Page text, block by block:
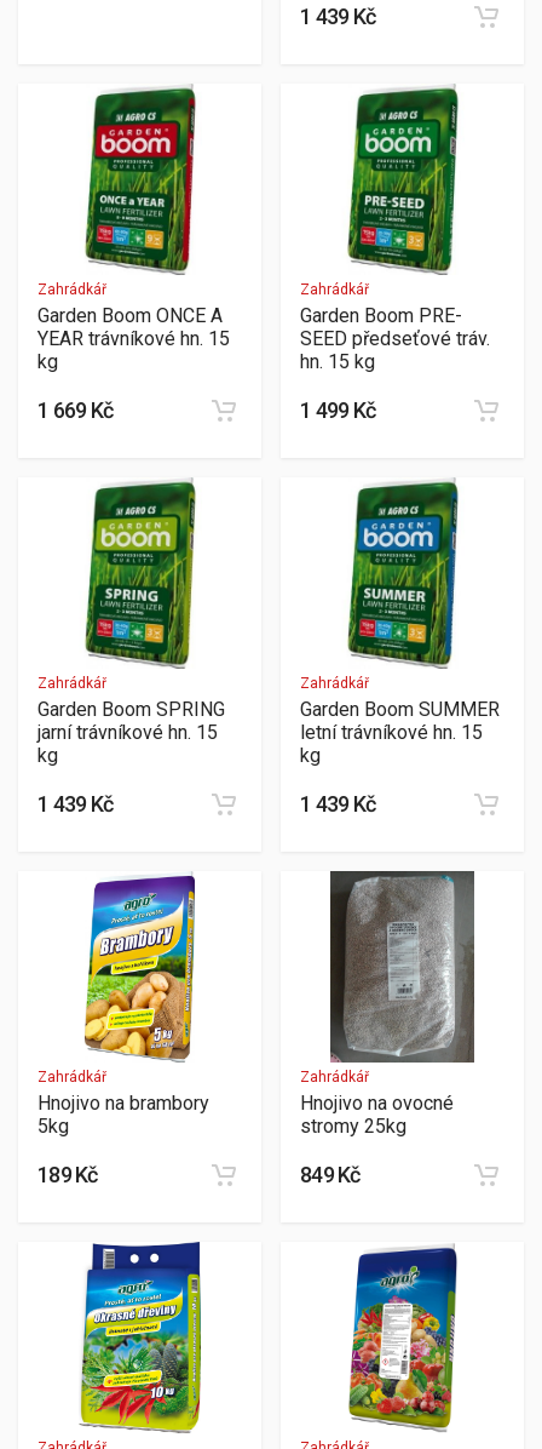
1 439 Kč
Zahrádkář
Garden Boom ONCE A
YEAR trávníkové hn. 15
kg
1 669 Kč
Zahrádkář
Garden Boom PRE-
SEED předseťové tráv.
hn. 15 kg
1 499 Kč
Zahrádkář
Garden Boom SPRING
jarní trávníkové hn. 15
kg
1 439 Kč
Zahrádkář
Garden Boom SUMMER
letní trávníkové hn. 15
kg
1 439 Kč
Zahrádkář
Hnojivo na brambory
5kg
189 Kč
Zahrádkář
Hnojivo na ovocné
stromy 25kg
849 Kč